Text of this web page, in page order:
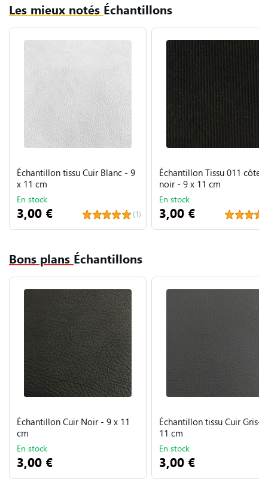
Les mieux notés Échantillons
Échantillon tissu Cuir Blanc - 9
x 11 cm
(1)
En stock
3,00 €
Échantillon Tissu 011 côtelé
noir - 9 x 11 cm
En stock
3,00 €
Bons plans Échantillons
Échantillon Cuir Noir - 9 x 11
cm
En stock
3,00 €
Échantillon tissu Cuir Gris-
11 cm
En stock
3,00 €